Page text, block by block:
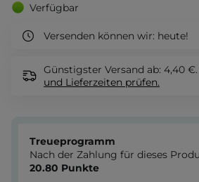
Verfügbar
Versenden können wir: heute!
Günstigster Versand ab: 4,40 €.
und Lieferzeiten prüfen.
Treueprogramm
Nach der Zahlung für dieses
20.80 Punkte